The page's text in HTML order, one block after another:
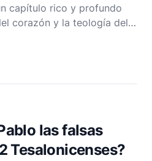
capítulo rico y profundo
corazón y la teología del
temas clave, incluyendo el
el juicio justo de Dios
los creyente
las falsas
Tesalonicenses?